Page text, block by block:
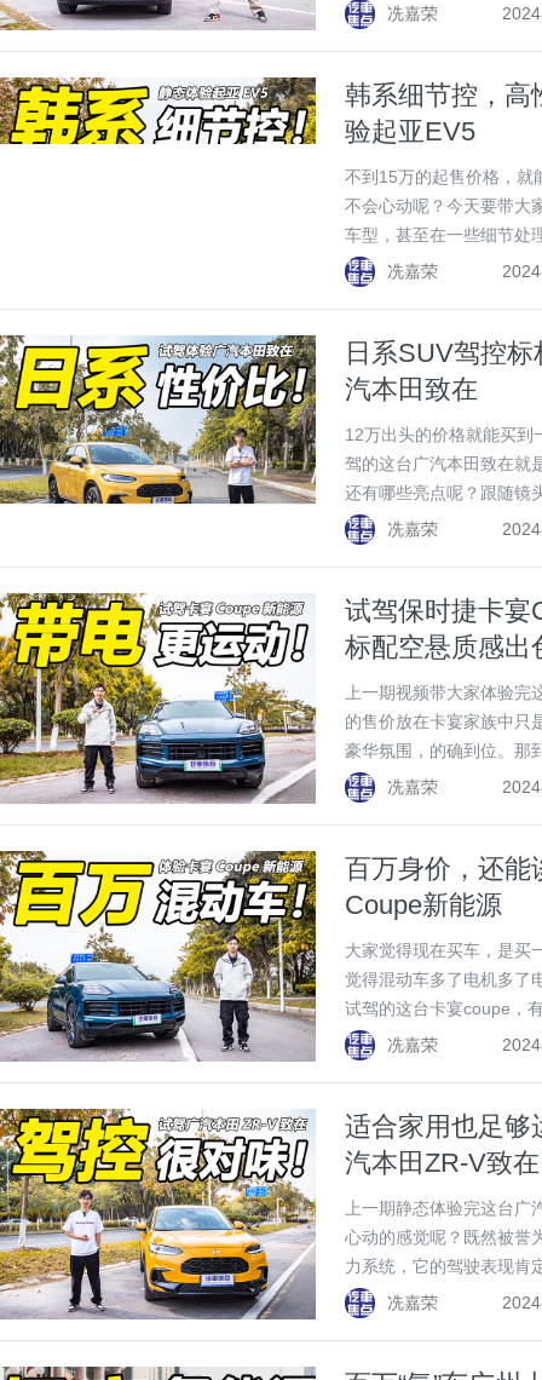
冼嘉荣
韩系细节控，高
验起亚EV5
不到15万的起售价格，就
不会心动呢？今天要带大
车型，甚至在一些细节处
更好，到底好在什么地方
冼嘉荣
日系SUV驾控
汽本田致在
12万出头的价格就能买到
驾的这台广汽本田致在就
还有哪些亮点呢？跟随镜
冼嘉荣
试驾保时捷卡宴
标配空悬质感出
上一期视频带大家体验
的售价放在卡宴家族中只
豪华氛围，的确到位。那
来的感觉又会和燃油版有
冼嘉荣
百万身价，还能
Coupe新能源
大家觉得现在买车，是买
觉得混动车多了电机多了
试驾的这台卡宴coupe，
coupe，还要低上几万元
到底值不值？一起看看吧
冼嘉荣
适合家用也足够
汽本田ZR-V致在
上一期静态体验完这台
心动的感觉呢？既然被誉
力系统，它的驾驶表现肯
看吧！冼嘉荣